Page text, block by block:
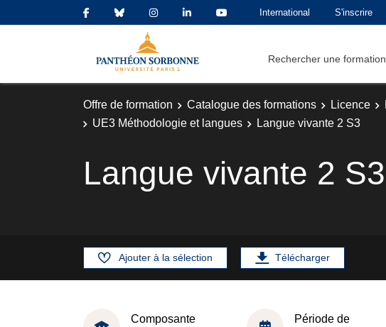
International S'inscrire
Rechercher une formation
Offre de formation Catalogue des formations Licence
UE3 Méthodologie et langues
Langue vivante 2 S3
Langue vivante 2 S3
Ajouter à la sélection Télécharger
Composante
Période de